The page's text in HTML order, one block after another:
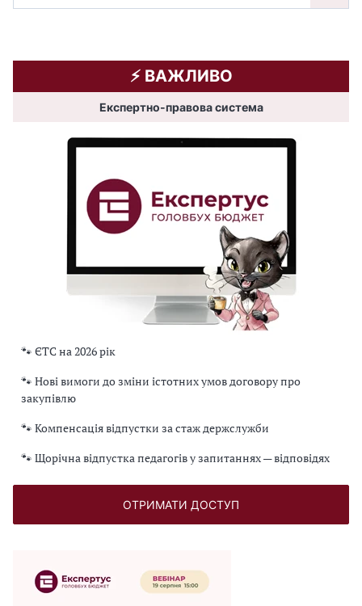
⚡️ ВАЖЛИВО
Експертно-правова система
🐾 ЄТС на 2026 рік
🐾 Нові вимоги до зміни істотних умов договору про
закупівлю
🐾 Компенсація відпустки за стаж держслужби
🐾 Щорічна відпустка педагогів у запитаннях — відповідях
ОТРИМАТИ ДОСТУП